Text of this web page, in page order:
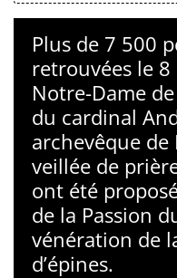
Plus de 7 500
retrouvées le
Notre-Dame
du cardinal
archevêque
veillée de
ont été
de la Passion
vénération de
d’épines.